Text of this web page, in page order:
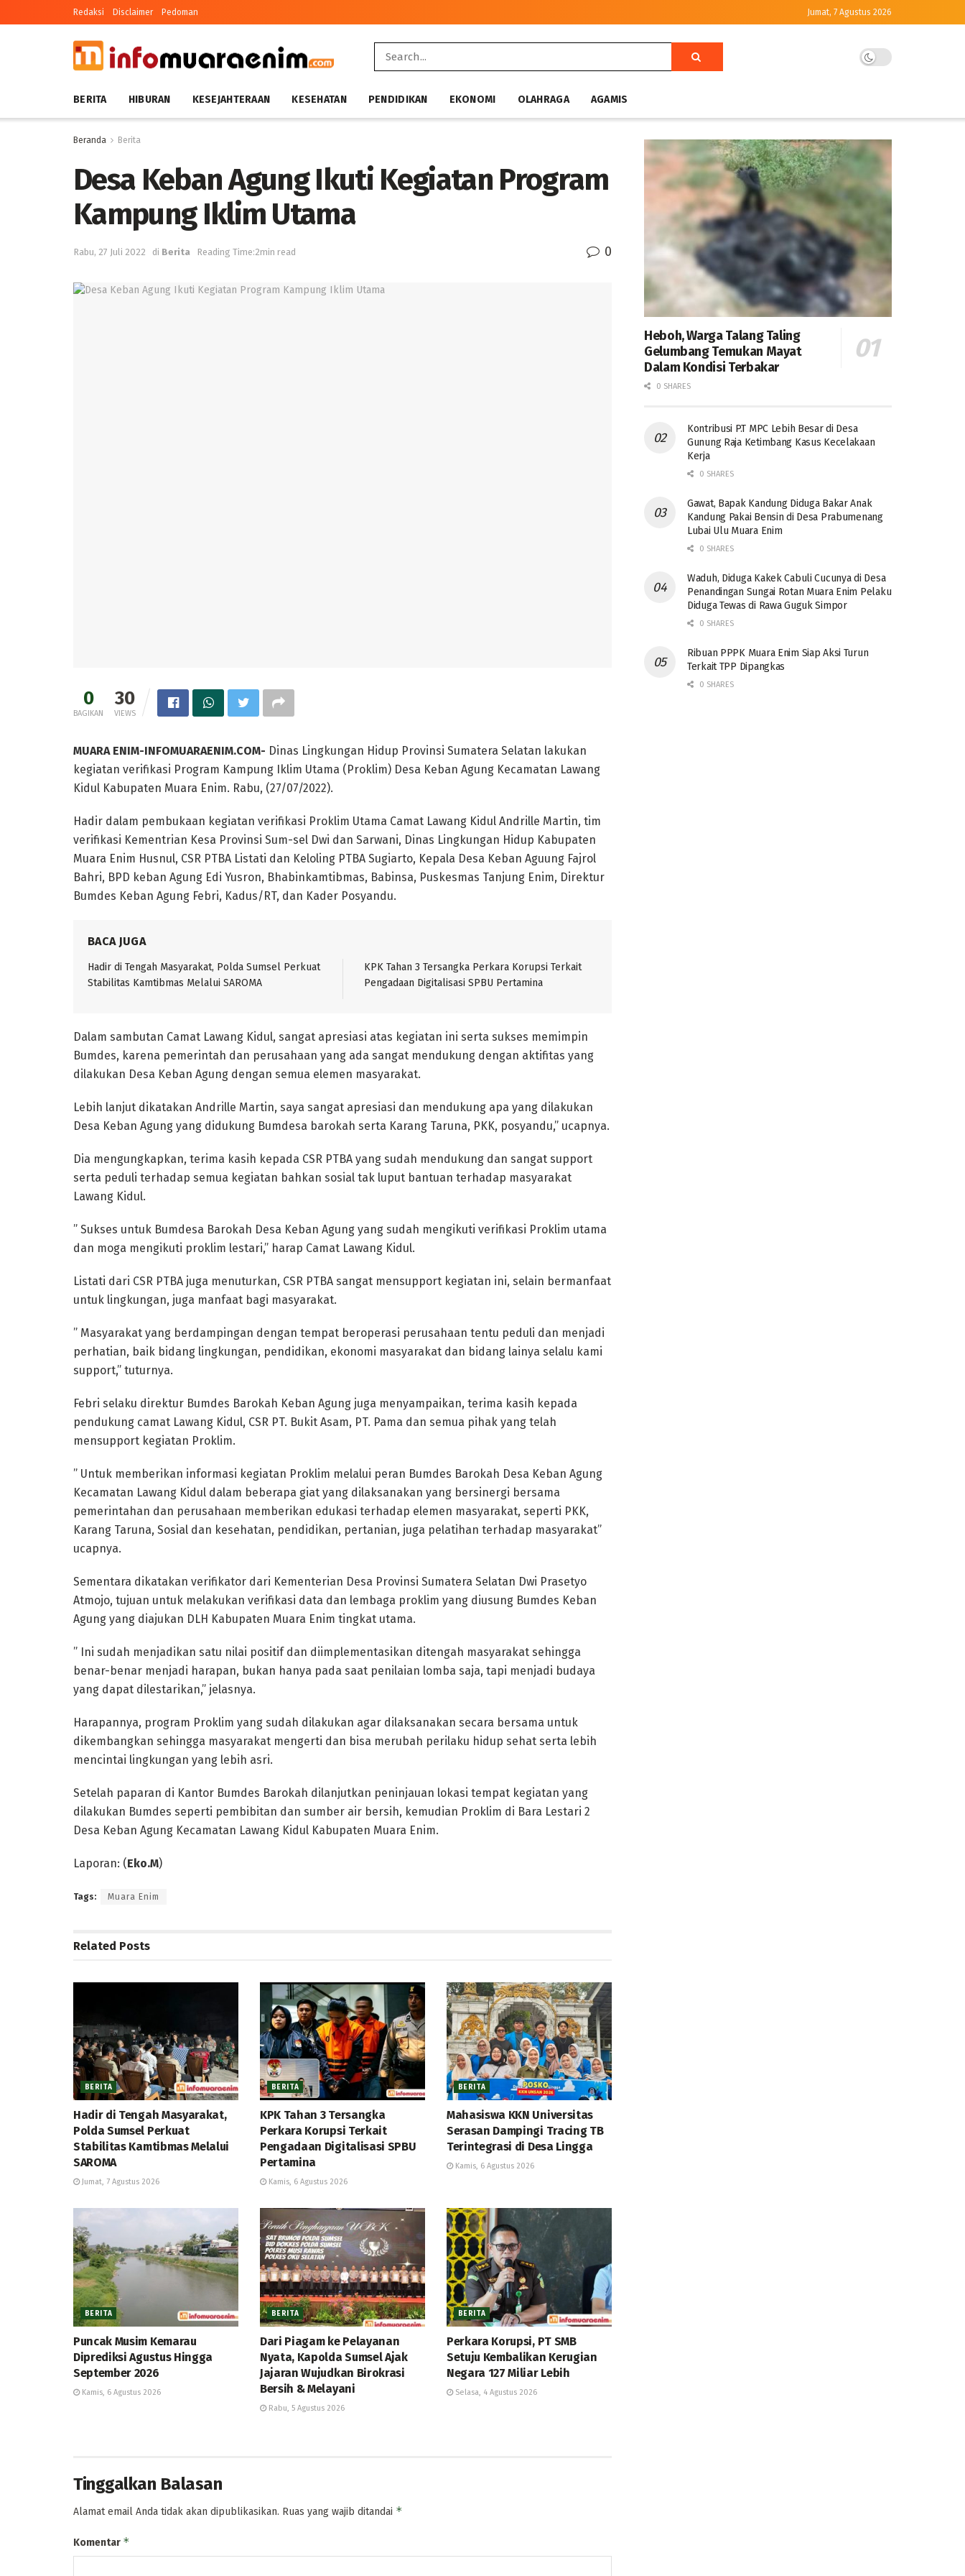
Redaksi Disclaimer Pedoman Jumat, 7 Agustus 2026
BERITA HIBURAN KESEJAHTERAAN KESEHATAN PENDIDIKAN EKONOMI OLAHRAGA AGAMIS
Beranda Berita
Desa Keban Agung Ikuti Kegiatan Program
Kampung Iklim Utama
Rabu, 27 Juli 2022 di Berita Reading Time:2min read 0
0
BAGIKAN
30
VIEWS
MUARA ENIM-INFOMUARAENIM.COM- Dinas Lingkungan Hidup Provinsi Sumatera Selatan lakukan
kegiatan verifikasi Program Kampung Iklim Utama (Proklim) Desa Keban Agung Kecamatan Lawang
Kidul Kabupaten Muara Enim. Rabu, (27/07/2022).
Hadir dalam pembukaan kegiatan verifikasi Proklim Utama Camat Lawang Kidul Andrille Martin, tim
verifikasi Kementrian Kesa Provinsi Sum-sel Dwi dan Sarwani, Dinas Lingkungan Hidup Kabupaten
Muara Enim Husnul, CSR PTBA Listati dan Keloling PTBA Sugiarto, Kepala Desa Keban Aguung Fajrol
Bahri, BPD keban Agung Edi Yusron, Bhabinkamtibmas, Babinsa, Puskesmas Tanjung Enim, Direktur
Bumdes Keban Agung Febri, Kadus/RT, dan Kader Posyandu.
BACA JUGA
Hadir di Tengah Masyarakat, Polda Sumsel Perkuat
Stabilitas Kamtibmas Melalui SAROMA
KPK Tahan 3 Tersangka Perkara Korupsi Terkait
Pengadaan Digitalisasi SPBU Pertamina
Dalam sambutan Camat Lawang Kidul, sangat apresiasi atas kegiatan ini serta sukses memimpin
Bumdes, karena pemerintah dan perusahaan yang ada sangat mendukung dengan aktifitas yang
dilakukan Desa Keban Agung dengan semua elemen masyarakat.
Lebih lanjut dikatakan Andrille Martin, saya sangat apresiasi dan mendukung apa yang dilakukan
Desa Keban Agung yang didukung Bumdesa barokah serta Karang Taruna, PKK, posyandu,” ucapnya.
Dia mengungkapkan, terima kasih kepada CSR PTBA yang sudah mendukung dan sangat support
serta peduli terhadap semua kegiatan bahkan sosial tak luput bantuan terhadap masyarakat
Lawang Kidul.
” Sukses untuk Bumdesa Barokah Desa Keban Agung yang sudah mengikuti verifikasi Proklim utama
dan moga mengikuti proklim lestari,” harap Camat Lawang Kidul.
Listati dari CSR PTBA juga menuturkan, CSR PTBA sangat mensupport kegiatan ini, selain bermanfaat
untuk lingkungan, juga manfaat bagi masyarakat.
” Masyarakat yang berdampingan dengan tempat beroperasi perusahaan tentu peduli dan menjadi
perhatian, baik bidang lingkungan, pendidikan, ekonomi masyarakat dan bidang lainya selalu kami
support,” tuturnya.
Febri selaku direktur Bumdes Barokah Keban Agung juga menyampaikan, terima kasih kepada
pendukung camat Lawang Kidul, CSR PT. Bukit Asam, PT. Pama dan semua pihak yang telah
mensupport kegiatan Proklim.
” Untuk memberikan informasi kegiatan Proklim melalui peran Bumdes Barokah Desa Keban Agung
Kecamatan Lawang Kidul dalam beberapa giat yang dilaksanakan yang bersinergi bersama
pemerintahan dan perusahaan memberikan edukasi terhadap elemen masyarakat, seperti PKK,
Karang Taruna, Sosial dan kesehatan, pendidikan, pertanian, juga pelatihan terhadap masyarakat”
ucapnya.
Sementara dikatakan verifikator dari Kementerian Desa Provinsi Sumatera Selatan Dwi Prasetyo
Atmojo, tujuan untuk melakukan verifikasi data dan lembaga proklim yang diusung Bumdes Keban
Agung yang diajukan DLH Kabupaten Muara Enim tingkat utama.
” Ini sudah menjadikan satu nilai positif dan diimplementasikan ditengah masyarakat sehingga
benar-benar menjadi harapan, bukan hanya pada saat penilaian lomba saja, tapi menjadi budaya
yang dapat dilestarikan,” jelasnya.
Harapannya, program Proklim yang sudah dilakukan agar dilaksanakan secara bersama untuk
dikembangkan sehingga masyarakat mengerti dan bisa merubah perilaku hidup sehat serta lebih
mencintai lingkungan yang lebih asri.
Setelah paparan di Kantor Bumdes Barokah dilanjutkan peninjauan lokasi tempat kegiatan yang
dilakukan Bumdes seperti pembibitan dan sumber air bersih, kemudian Proklim di Bara Lestari 2
Desa Keban Agung Kecamatan Lawang Kidul Kabupaten Muara Enim.
Laporan: (Eko.M)
Tags: Muara Enim
Related Posts
BERITA
Hadir di Tengah Masyarakat,
Polda Sumsel Perkuat
Stabilitas Kamtibmas Melalui
SAROMA
Jumat, 7 Agustus 2026
BERITA
KPK Tahan 3 Tersangka
Perkara Korupsi Terkait
Pengadaan Digitalisasi SPBU
Pertamina
Kamis, 6 Agustus 2026
BERITA
Mahasiswa KKN Universitas
Serasan Dampingi Tracing TB
Terintegrasi di Desa Lingga
Kamis, 6 Agustus 2026
BERITA
Puncak Musim Kemarau
Diprediksi Agustus Hingga
September 2026
Kamis, 6 Agustus 2026
BERITA
Dari Piagam ke Pelayanan
Nyata, Kapolda Sumsel Ajak
Jajaran Wujudkan Birokrasi
Bersih & Melayani
Rabu, 5 Agustus 2026
BERITA
Perkara Korupsi, PT SMB
Setuju Kembalikan Kerugian
Negara 127 Miliar Lebih
Selasa, 4 Agustus 2026
Tinggalkan Balasan
Alamat email Anda tidak akan dipublikasikan. Ruas yang wajib ditandai *
Komentar *
Heboh, Warga Talang Taling
Gelumbang Temukan Mayat
Dalam Kondisi Terbakar
0 SHARES
Kontribusi P.T MPC Lebih Besar di Desa
Gunung Raja Ketimbang Kasus Kecelakaan
Kerja
0 SHARES
Gawat, Bapak Kandung Diduga Bakar Anak
Kandung Pakai Bensin di Desa Prabumenang
Lubai Ulu Muara Enim
0 SHARES
Waduh, Diduga Kakek Cabuli Cucunya di Desa
Penandingan Sungai Rotan Muara Enim Pelaku
Diduga Tewas di Rawa Guguk Simpor
0 SHARES
Ribuan PPPK Muara Enim Siap Aksi Turun
Terkait TPP Dipangkas
0 SHARES